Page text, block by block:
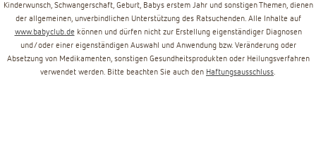
Kinderwunsch, Schwangerschaft, Geburt, Babys erstem Jahr und sonstigen Themen, dienen
der allgemeinen, unverbindlichen Unterstützung des Ratsuchenden. Alle Inhalte auf
www.babyclub.de können und dürfen nicht zur Erstellung eigenständiger Diagnosen
und/oder einer eigenständigen Auswahl und Anwendung bzw. Veränderung oder
Absetzung von Medikamenten, sonstigen Gesundheitsprodukten oder Heilungsverfahren
verwendet werden. Bitte beachten Sie auch den Haftungsausschluss.